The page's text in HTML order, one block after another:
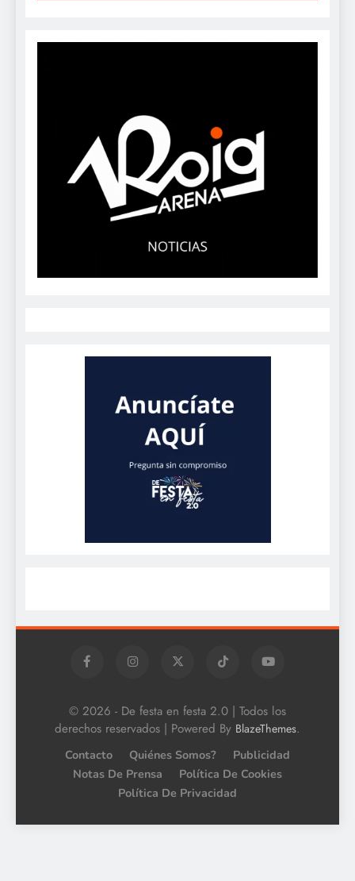
© 2026 - De festa en festa 2.0 | Todos los
derechos reservados | Powered By BlazeThemes.
Contacto Quiénes Somos?
Publicidad
Notas De Prensa
Política De Cookies
Política De Privacidad